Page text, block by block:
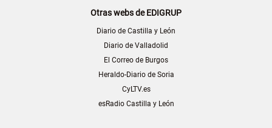
Otras webs de EDIGRUP
Diario de Castilla y León
Diario de Valladolid
El Correo de Burgos
Heraldo-Diario de Soria
CyLTV.es
esRadio Castilla y León